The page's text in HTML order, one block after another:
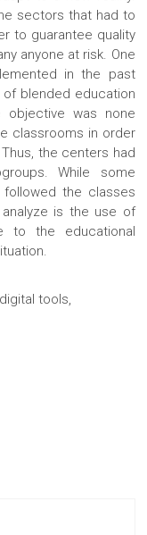
sectors that had to
to guarantee quality
anyone at risk. One
in the past
blended education
objective was none
classrooms in order
the centers had
While some
the classes
is the use of
to the educational
tools,